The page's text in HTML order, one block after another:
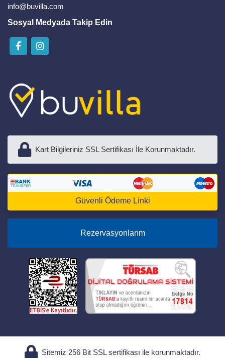
info@buvilla.com
Sosyal Medyada Takip Edin
Kart Bilgileriniz SSL Sertifikası İle Korunmaktadır.
Güvenli Ödeme Linki
Rezervasyonlarım
Sitemiz 256 Bit SSL sertifikası ile korunmaktadır.